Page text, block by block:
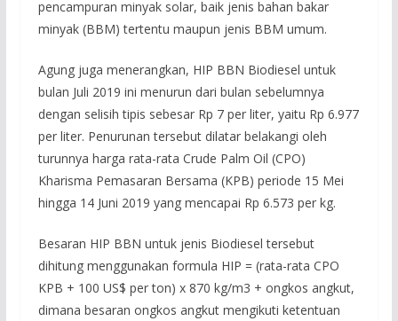
pencampuran minyak solar, baik jenis bahan bakar
minyak (BBM) tertentu maupun jenis BBM umum.
Agung juga menerangkan, HIP BBN Biodiesel untuk
bulan Juli 2019 ini menurun dari bulan sebelumnya
dengan selisih tipis sebesar Rp 7 per liter, yaitu Rp 6.977
per liter. Penurunan tersebut dilatar belakangi oleh
turunnya harga rata-rata Crude Palm Oil (CPO)
Kharisma Pemasaran Bersama (KPB) periode 15 Mei
hingga 14 Juni 2019 yang mencapai Rp 6.573 per kg.
Besaran HIP BBN untuk jenis Biodiesel tersebut
dihitung menggunakan formula HIP = (rata-rata CPO
KPB + 100 US$ per ton) x 870 kg/m3 + ongkos angkut,
dimana besaran ongkos angkut mengikuti ketentuan